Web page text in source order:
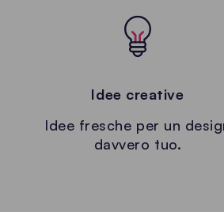
Idee creative
Idee fresche per un
davvero tuo.